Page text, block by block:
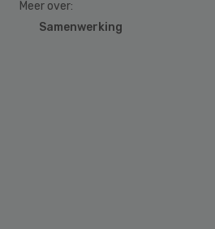
Meer over:
Samenwerking